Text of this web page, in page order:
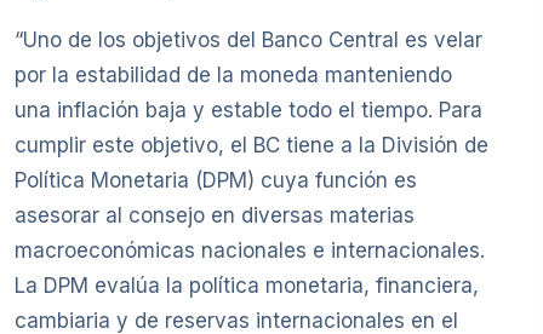
“Uno de los objetivos del Banco Central es velar
por la estabilidad de la moneda manteniendo
una inflación baja y estable todo el tiempo. Para
cumplir este objetivo, el BC tiene a la División de
Política Monetaria (DPM) cuya función es
asesorar al consejo en diversas materias
macroeconómicas nacionales e internacionales.
La DPM evalúa la política monetaria, financiera,
cambiaria y de reservas internacionales en el